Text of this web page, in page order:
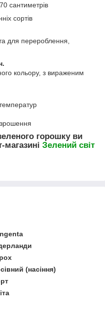
сантиметрів
сортів
для перероблення,
кольору, з вираженим
горошку ви
Зелений свiт
(насіння)